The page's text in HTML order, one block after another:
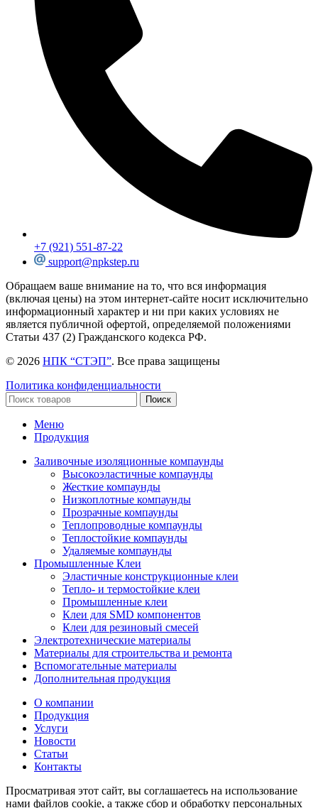
+7 (921) 551-87-22
support@npkstep.ru
Обращаем ваше внимание на то, что вся информация
(включая цены) на этом интернет-сайте носит исключительно
информационный характер и ни при каких условиях не
является публичной офертой, определяемой положениями
Статьи 437 (2) Гражданского кодекса РФ.
© 2026 НПК “СТЭП”. Все права защищены
Политика конфиденциальности
Поиск
Меню
Продукция
Заливочные изоляционные компаунды
Высокоэластичные компаунды
Жесткие компаунды
Низкоплотные компаунды
Прозрачные компаунды
Теплопроводные компаунды
Теплостойкие компаунды
Удаляемые компаунды
Промышленные Клеи
Эластичные конструкционные клеи
Тепло- и термостойкие клеи
Промышленные клеи
Клеи для SMD компонентов
Клеи для резиновый смесей
Электротехнические материалы
Материалы для строительства и ремонта
Вспомогательные материалы
Дополнительная продукция
О компании
Продукция
Услуги
Новости
Статьи
Контакты
Просматривая этот сайт, вы соглашаетесь на использование
нами файлов cookie, а также сбор и обработку персональных